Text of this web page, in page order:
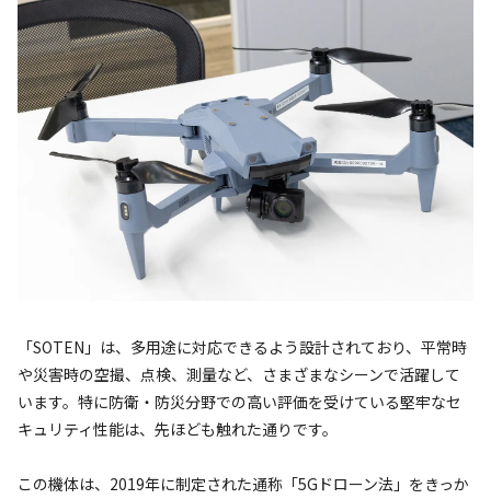
「SOTEN」は、多用途に対応できるよう設計されており、平常時
や災害時の空撮、点検、測量など、さまざまなシーンで活躍して
います。特に防衛・防災分野での高い評価を受けている堅牢なセ
キュリティ性能は、先ほども触れた通りです。
この機体は、2019年に制定された通称「5Gドローン法」をきっか